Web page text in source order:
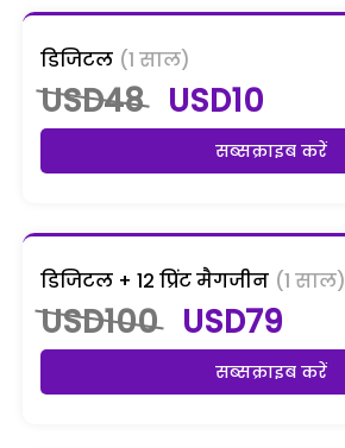
डिजिटल (1 साल)
USD48 USD10
सब्सक्राइब करें
डिजिटल + 12 प्रिंट मैगजीन (1 साल)
USD100 USD79
सब्सक्राइब करें